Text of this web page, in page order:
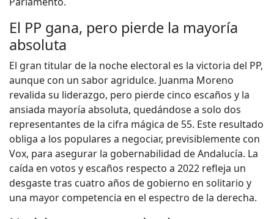
El PP gana, pero pierde la mayoría
absoluta
El gran titular de la noche electoral es la victoria del PP,
aunque con un sabor agridulce. Juanma Moreno
revalida su liderazgo, pero pierde cinco escaños y la
ansiada mayoría absoluta, quedándose a solo dos
representantes de la cifra mágica de 55. Este resultado
obliga a los populares a negociar, previsiblemente con
Vox, para asegurar la gobernabilidad de Andalucía. La
caída en votos y escaños respecto a 2022 refleja un
desgaste tras cuatro años de gobierno en solitario y
una mayor competencia en el espectro de la derecha.